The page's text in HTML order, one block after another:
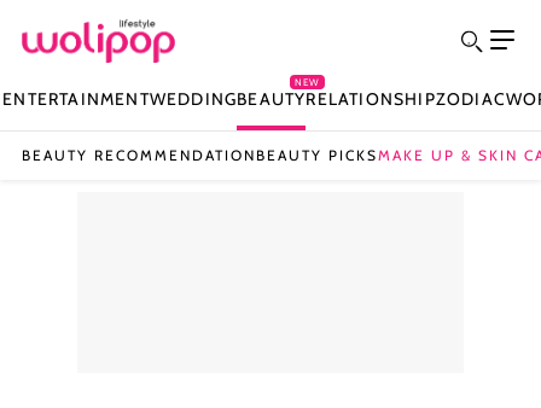
ENTERTAINMENTWEDDINGBEAUTY
NEW
RELATIONSHIPZODIAC
BEAUTY RECOMMENDATION BEAUTY PICKSMAKE UP & SKIN